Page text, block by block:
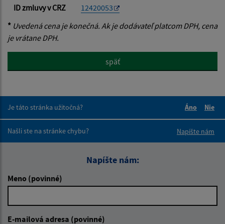
ID zmluvy v CRZ
12420053
* Uvedená cena je konečná. Ak je dodávateľ platcom DPH, cena
je vrátane DPH.
späť
Je táto stránka užitočná?
Áno
Nie
Našli ste na stránke chybu?
Napíšte nám
Napíšte nám:
Meno (povinné)
E-mailová adresa (povinné)